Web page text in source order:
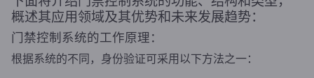
概述其应用领域及其优势和未来发展趋势：
门禁控制系统的工作原理：
根据系统的不同，身份验证可采用以下方法之一：